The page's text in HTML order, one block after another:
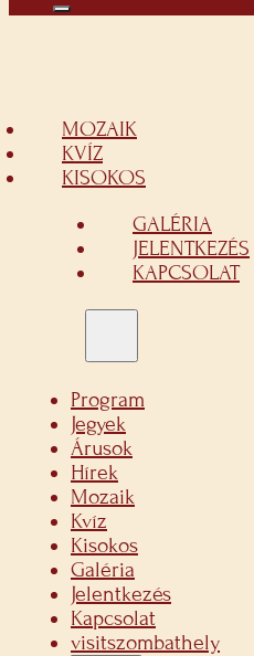
MOZAIK
KVÍZ
KISOKOS
GALÉRIA
JELENTKEZÉS
KAPCSOLAT
Program
Jegyek
Árusok
Hírek
Mozaik
Kvíz
Kisokos
Galéria
Jelentkezés
Kapcsolat
visitszombathely